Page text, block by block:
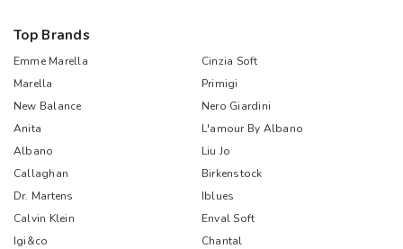
Top Brands
Emme Marella
Cinzia Soft
Marella
Primigi
New Balance
Nero Giardini
Anita
L'amour By Albano
Albano
Liu Jo
Callaghan
Birkenstock
Dr. Martens
Iblues
Calvin Klein
Enval Soft
Igi&co
Chantal